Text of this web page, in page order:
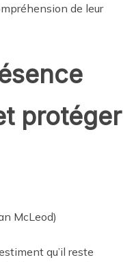
de leur
protéger
McLeod)
qu’il reste